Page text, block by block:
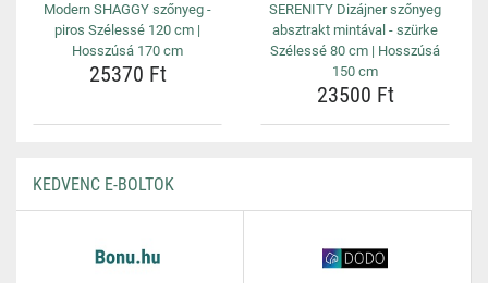
Modern SHAGGY szőnyeg -
piros Szélessé 120 cm |
Hosszúsá 170 cm
25370 Ft
SERENITY Dizájner szőnyeg
absztrakt mintával - szürke
Szélessé 80 cm | Hosszúsá
150 cm
23500 Ft
KEDVENC E-BOLTOK